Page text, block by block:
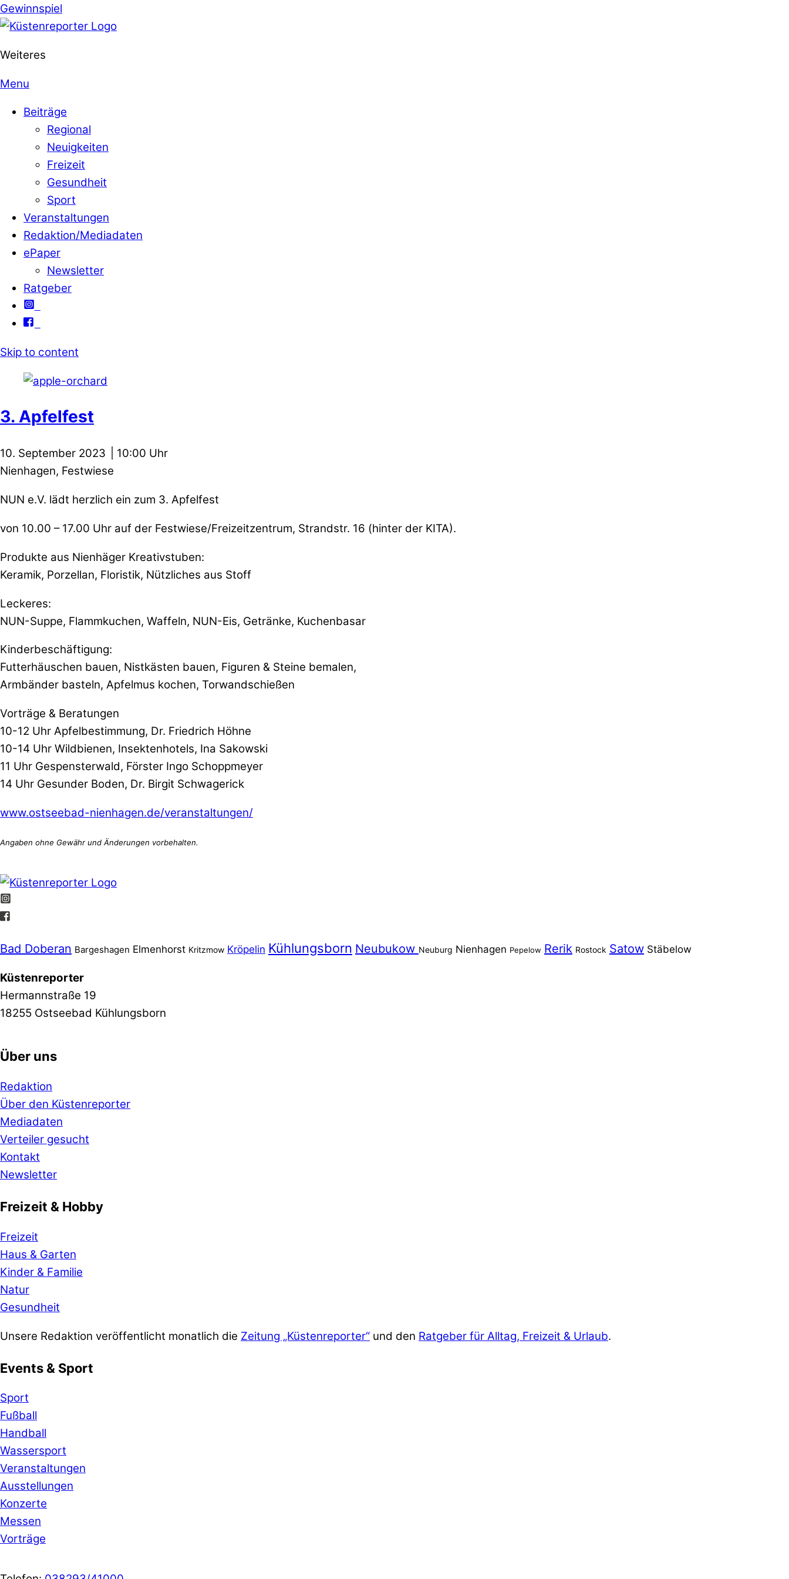
Gewinnspiel
Weiteres
Menu
Beiträge
Regional
Neuigkeiten
Freizeit
Gesundheit
Sport
Veranstaltungen
Redaktion/Mediadaten
ePaper
Newsletter
Ratgeber
Skip to content
3. Apfelfest
10. September 2023
10:00
Nienhagen, Festwiese
NUN e.V. lädt herzlich ein zum 3. Apfelfest
von 10.00 – 17.00 Uhr auf der Festwiese/Freizeitzentrum, Strandstr. 16 (hinter der KITA).
Produkte aus Nienhäger Kreativstuben:
Keramik, Porzellan, Floristik, Nützliches aus Stoff
Leckeres:
NUN-Suppe, Flammkuchen, Waffeln, NUN-Eis, Getränke, Kuchenbasar
Kinderbeschäftigung:
Futterhäuschen bauen, Nistkästen bauen, Figuren & Steine bemalen,
Armbänder basteln, Apfelmus kochen, Torwandschießen
Vorträge & Beratungen
10-12 Uhr Apfelbestimmung, Dr. Friedrich Höhne
10-14 Uhr Wildbienen, Insektenhotels, Ina Sakowski
11 Uhr Gespensterwald, Förster Ingo Schoppmeyer
14 Uhr Gesunder Boden, Dr. Birgit Schwagerick
www.ostseebad-nienhagen.de/veranstaltungen/
Bad Doberan Bargeshagen Elmenhorst Kritzmow Kröpelin Kühlungsborn Neubukow Neuburg Nienhagen Pepelow Rerik Rostock Satow Stäbelow
Küstenreporter
Hermannstraße 19
18255 Ostseebad Kühlungsborn
Über uns
Redaktion
Über den Küstenreporter
Mediadaten
Verteiler gesucht
Kontakt
Newsletter
Freizeit & Hobby
Freizeit
Haus & Garten
Kinder & Familie
Natur
Gesundheit
Unsere Redaktion veröffentlicht monatlich die Zeitung „Küstenreporter“ und den Ratgeber für Alltag, Freizeit & Urlaub.
Events & Sport
Sport
Fußball
Handball
Wassersport
Veranstaltungen
Ausstellungen
Konzerte
Messen
Vorträge